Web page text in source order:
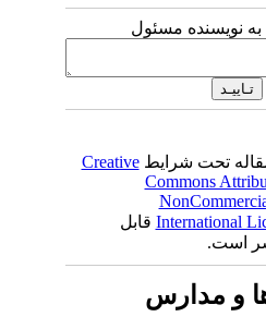
نویسنده مسئول
تحت شرایطCreative
Commons
Internationalقابل
است.
و مدارس